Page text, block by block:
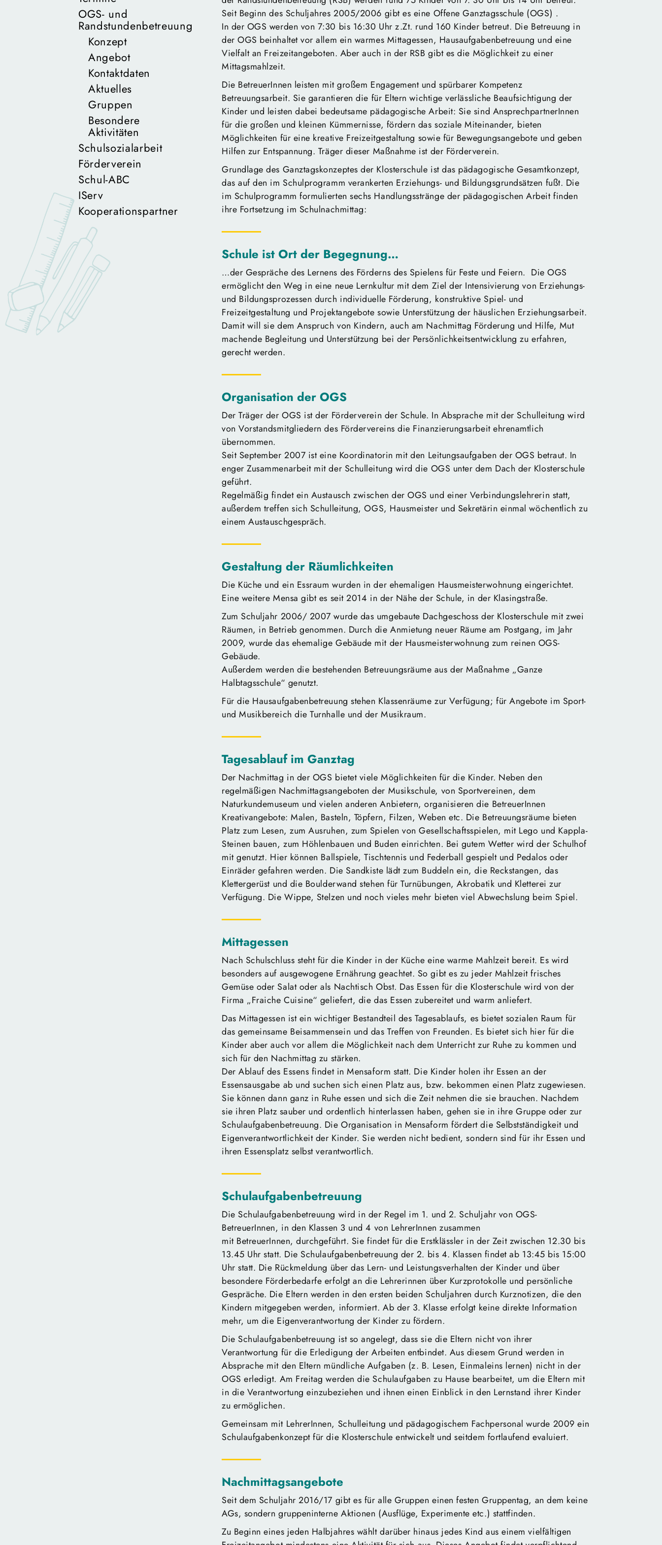
OGS- und
Randstundenbetreuung
Konzept
Angebot
Kontaktdaten
Aktuelles
Gruppen
Besondere
Aktivitäten
Schulsozialarbeit
Förderverein
Schul-ABC
IServ
Kooperationspartner
Seit Beginn des Schuljahres 2005/2006 gibt es eine Offene Ganztagsschule (OGS) .
In der OGS werden von 7:30 bis 16:30 Uhr z.Zt. rund 160 Kinder betreut. Die Betreuung in
der OGS beinhaltet vor allem ein warmes Mittagessen, Hausaufgabenbetreuung und eine
Vielfalt an Freizeitangeboten. Aber auch in der RSB gibt es die Möglichkeit zu einer
Mittagsmahlzeit.
Die BetreuerInnen leisten mit großem Engagement und spürbarer Kompetenz
Betreuungsarbeit. Sie garantieren die für Eltern wichtige verlässliche Beaufsichtigung der
Kinder und leisten dabei bedeutsame pädagogische Arbeit: Sie sind AnsprechpartnerInnen
für die großen und kleinen Kümmernisse, fördern das soziale Miteinander, bieten
Möglichkeiten für eine kreative Freizeitgestaltung sowie für Bewegungsangebote und geben
Hilfen zur Entspannung. Träger dieser Maßnahme ist der Förderverein.
Grundlage des Ganztagskonzeptes der Klosterschule ist das pädagogische Gesamtkonzept,
das auf den im Schulprogramm verankerten Erziehungs- und Bildungsgrundsätzen fußt. Die
im Schulprogramm formulierten sechs Handlungsstränge der pädagogischen Arbeit finden
ihre Fortsetzung im Schulnachmittag:
Schule ist Ort der Begegnung…
…der Gespräche des Lernens des Förderns des Spielens für Feste und Feiern. Die OGS
ermöglicht den Weg in eine neue Lernkultur mit dem Ziel der Intensivierung von Erziehungs-
und Bildungsprozessen durch individuelle Förderung, konstruktive Spiel- und
Freizeitgestaltung und Projektangebote sowie Unterstützung der häuslichen Erziehungsarbeit.
Damit will sie dem Anspruch von Kindern, auch am Nachmittag Förderung und Hilfe, Mut
machende Begleitung und Unterstützung bei der Persönlichkeitsentwicklung zu erfahren,
gerecht werden.
Organisation der OGS
Der Träger der OGS ist der Förderverein der Schule. In Absprache mit der Schulleitung wird
von Vorstandsmitgliedern des Fördervereins die Finanzierungsarbeit ehrenamtlich
übernommen.
Seit September 2007 ist eine Koordinatorin mit den Leitungsaufgaben der OGS betraut. In
enger Zusammenarbeit mit der Schulleitung wird die OGS unter dem Dach der Klosterschule
geführt.
Regelmäßig findet ein Austausch zwischen der OGS und einer Verbindungslehrerin statt,
außerdem treffen sich Schulleitung, OGS, Hausmeister und Sekretärin einmal wöchentlich zu
einem Austauschgespräch.
Gestaltung der Räumlichkeiten
Die Küche und ein Essraum wurden in der ehemaligen Hausmeisterwohnung eingerichtet.
Eine weitere Mensa gibt es seit 2014 in der Nähe der Schule, in der Klasingstraße.
Zum Schuljahr 2006/ 2007 wurde das umgebaute Dachgeschoss der Klosterschule mit zwei
Räumen, in Betrieb genommen. Durch die Anmietung neuer Räume am Postgang, im Jahr
2009, wurde das ehemalige Gebäude mit der Hausmeisterwohnung zum reinen OGS-
Gebäude.
Außerdem werden die bestehenden Betreuungsräume aus der Maßnahme „Ganze
Halbtagsschule“ genutzt.
Für die Hausaufgabenbetreuung stehen Klassenräume zur Verfügung; für Angebote im Sport-
und Musikbereich die Turnhalle und der Musikraum.
Tagesablauf im Ganztag
Der Nachmittag in der OGS bietet viele Möglichkeiten für die Kinder. Neben den
regelmäßigen Nachmittagsangeboten der Musikschule, von Sportvereinen, dem
Naturkundemuseum und vielen anderen Anbietern, organisieren die BetreuerInnen
Kreativangebote: Malen, Basteln, Töpfern, Filzen, Weben etc. Die Betreuungsräume bieten
Platz zum Lesen, zum Ausruhen, zum Spielen von Gesellschaftsspielen, mit Lego und Kappla-
Steinen bauen, zum Höhlenbauen und Buden einrichten. Bei gutem Wetter wird der Schulhof
mit genutzt. Hier können Ballspiele, Tischtennis und Federball gespielt und Pedalos oder
Einräder gefahren werden. Die Sandkiste lädt zum Buddeln ein, die Reckstangen, das
Klettergerüst und die Boulderwand stehen für Turnübungen, Akrobatik und Kletterei zur
Verfügung. Die Wippe, Stelzen und noch vieles mehr bieten viel Abwechslung beim Spiel.
Mittagessen
Nach Schulschluss steht für die Kinder in der Küche eine warme Mahlzeit bereit. Es wird
besonders auf ausgewogene Ernährung geachtet. So gibt es zu jeder Mahlzeit frisches
Gemüse oder Salat oder als Nachtisch Obst. Das Essen für die Klosterschule wird von der
Firma „Fraiche Cuisine“ geliefert, die das Essen zubereitet und warm anliefert.
Das Mittagessen ist ein wichtiger Bestandteil des Tagesablaufs, es bietet sozialen Raum für
das gemeinsame Beisammensein und das Treffen von Freunden. Es bietet sich hier für die
Kinder aber auch vor allem die Möglichkeit nach dem Unterricht zur Ruhe zu kommen und
sich für den Nachmittag zu stärken.
Der Ablauf des Essens findet in Mensaform statt. Die Kinder holen ihr Essen an der
Essensausgabe ab und suchen sich einen Platz aus, bzw. bekommen einen Platz zugewiesen.
Sie können dann ganz in Ruhe essen und sich die Zeit nehmen die sie brauchen. Nachdem
sie ihren Platz sauber und ordentlich hinterlassen haben, gehen sie in ihre Gruppe oder zur
Schulaufgabenbetreuung. Die Organisation in Mensaform fördert die Selbstständigkeit und
Eigenverantwortlichkeit der Kinder. Sie werden nicht bedient, sondern sind für ihr Essen und
ihren Essensplatz selbst verantwortlich.
Schulaufgabenbetreuung
Die Schulaufgabenbetreuung wird in der Regel im 1. und 2. Schuljahr von OGS-
BetreuerInnen, in den Klassen 3 und 4 von LehrerInnen zusammen
mit BetreuerInnen, durchgeführt. Sie findet für die Erstklässler in der Zeit zwischen 12.30 bis
13.45 Uhr statt. Die Schulaufgabenbetreuung der 2. bis 4. Klassen findet ab 13:45 bis 15:00
Uhr statt. Die Rückmeldung über das Lern- und Leistungsverhalten der Kinder und über
besondere Förderbedarfe erfolgt an die Lehrerinnen über Kurzprotokolle und persönliche
Gespräche. Die Eltern werden in den ersten beiden Schuljahren durch Kurznotizen, die den
Kindern mitgegeben werden, informiert. Ab der 3. Klasse erfolgt keine direkte Information
mehr, um die Eigenverantwortung der Kinder zu fördern.
Die Schulaufgabenbetreuung ist so angelegt, dass sie die Eltern nicht von ihrer
Verantwortung für die Erledigung der Arbeiten entbindet. Aus diesem Grund werden in
Absprache mit den Eltern mündliche Aufgaben (z. B. Lesen, Einmaleins lernen) nicht in der
OGS erledigt. Am Freitag werden die Schulaufgaben zu Hause bearbeitet, um die Eltern mit
in die Verantwortung einzubeziehen und ihnen einen Einblick in den Lernstand ihrer Kinder
zu ermöglichen.
Gemeinsam mit LehrerInnen, Schulleitung und pädagogischem Fachpersonal wurde 2009 ein
Schulaufgabenkonzept für die Klosterschule entwickelt und seitdem fortlaufend evaluiert.
Nachmittagsangebote
Seit dem Schuljahr 2016/17 gibt es für alle Gruppen einen festen Gruppentag, an dem keine
AGs, sondern gruppeninterne Aktionen (Ausflüge, Experimente etc.) stattfinden.
Zu Beginn eines jeden Halbjahres wählt darüber hinaus jedes Kind aus einem vielfältigen